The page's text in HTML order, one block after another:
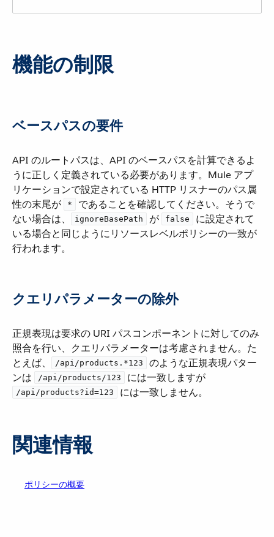
機能の制限
ベースパスの要件
API のルートパスは、API のベースパスを計算できるよ
うに正しく定義されている必要があります。Mule アプ
リケーションで設定されている HTTP リスナーのパス属
性の末尾が ​
*
​ であることを確認してください。そうで
ない場合は、​
ignoreBasePath ​ が ​ false
​ に設定されて
いる場合と同じようにリソースレベルポリシーの一致が
行われます。
クエリパラメーターの除外
正規表現は要求の URI パスコンポーネントに対してのみ
照合を行い、クエリパラメーターは考慮されません。た
とえば、​
/api/products.*123
​ のような正規表現パター
ンは ​
/api/products/123 ​ には一致しますが ​
/api/products?id=123 ​ には一致しません。
関連情報
ポリシーの概要